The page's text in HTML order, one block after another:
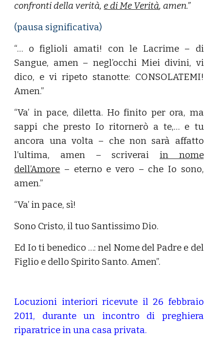
confronti della verità,e di Me Verità, amen.”
(pausa significativa)
“… o figlioli amati! con le Lacrime – di
Sangue, amen – negl’occhi Miei divini, vi
dico, e vi ripeto stanotte: CONSOLATEMI!
Amen.”
“Va’ in pace, diletta. Ho finito per ora, ma
sappi che presto Io ritornerò a te,… e tu
ancora una volta – che non sarà affatto
l’ultima, amen – scriverai in nome
dell’Amore – eterno e vero – che Io sono,
amen.”
“Va’ in pace, sì!
Sono Cristo, il tuo Santissimo Dio.
Ed Io ti benedico …: nel Nome del Padre e del
Figlio e dello Spirito Santo. Amen”.
Locuzioni interiori ricevute il 26 febbraio
2011, durante un incontro di preghiera
riparatrice in una casa privata.